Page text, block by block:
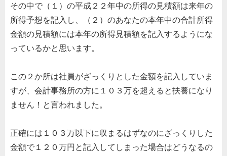
その中で（１）の平成２２年中の所得の見積額は来年の
所得予想を記入し、（２）のあなたの本年中の合計所得
金額の見積額には本年の所得見積額を記入するようにな
っているかと思います。
この２か所は社員がざっくりとした金額を記入していま
すが、会計事務所の方に１０３万を超えると扶養になり
ません！と言われました。
正確には１０３万以下に収まるはずなのにざっくりした
金額で１２０万円と記入してしまった場合はどうなるの